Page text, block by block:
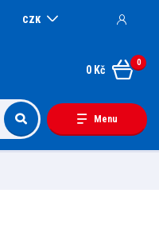
Menu
CZK
0
0 Kč